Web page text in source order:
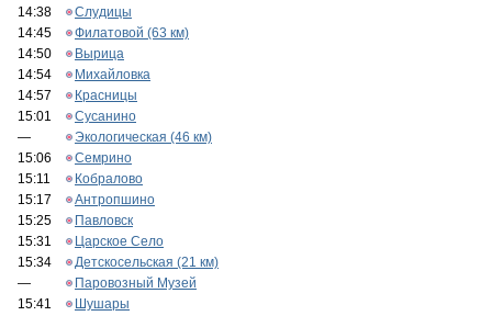
14:38
Слудицы
14:45
Филатовой (63 км)
14:50
Вырица
14:54
Михайловка
14:57
Красницы
15:01
Сусанино
—
Экологическая (46 км)
15:06
Семрино
15:11
Кобралово
15:17
Антропшино
15:25
Павловск
15:31
Царское Село
15:34
Детскосельская (21 км)
—
Паровозный Музей
15:41
Шушары